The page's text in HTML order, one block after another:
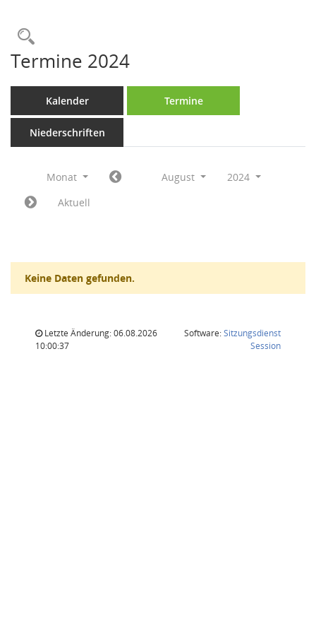
Rechercheauswahl
Termine 2024
Kalender Termine
Niederschriften
Monat August
2024
Aktuell
Keine Daten gefunden.
Letzte Änderung: 06.08.2026
10:00:37
Software:Sitzungsdienst
Session(Wird in